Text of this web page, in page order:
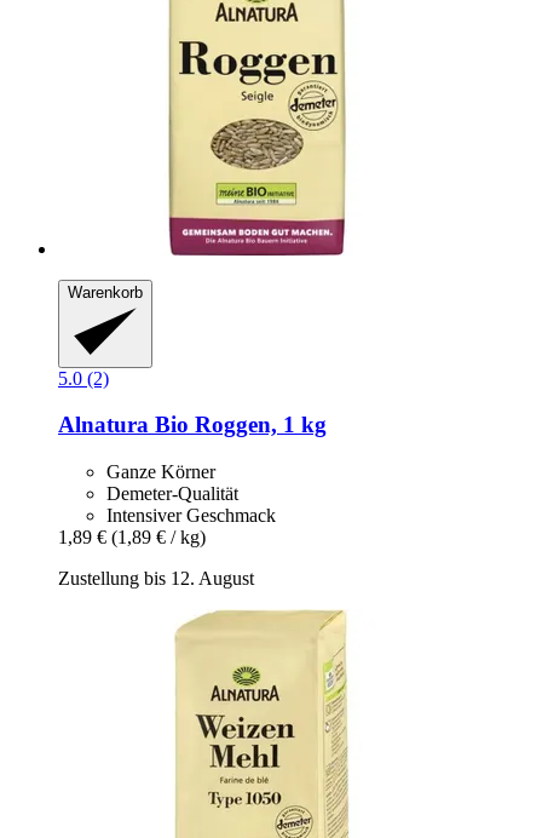
Warenkorb
5.0 (2)
Alnatura Bio Roggen, 1 kg
Ganze Körner
Demeter-Qualität
Intensiver Geschmack
1,89 € (1,89 € / kg)
Zustellung bis 12. August